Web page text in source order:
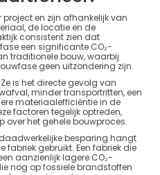
en zijn afhankelijk van
de locatie en de
consistent zien dat
een significante CO₂-
traditionele bouw, waarbij
geen uitzondering zijn.
is het directe gevolg van
minder transportritten, een
materiaalefficiëntie in de
factoren tegelijk optreden,
over het gehele bouwproces.
besparing hangt
fabriek gebruikt. Een fabriek die
aanzienlijk lagere CO₂-
nog op fossiele brandstoffen